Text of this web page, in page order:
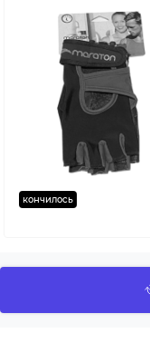
кончилось